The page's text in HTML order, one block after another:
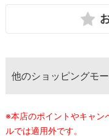
他のショッピングモ
※本店のポイントやキャン
ルでは適用外です。